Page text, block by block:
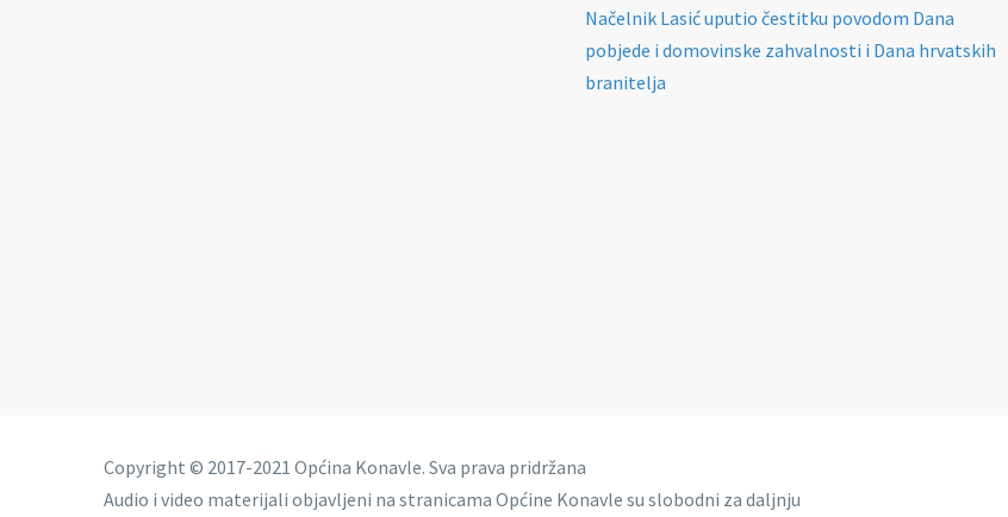
Načelnik Lasić uputio čestitku povodom Dana
pobjede i domovinske zahvalnosti i Dana hrvatskih
branitelja
Copyright © 2017-2021 Općina Konavle. Sva prava pridržana
Audio i video materijali objavljeni na stranicama Općine Konavle su slobodni za daljnju